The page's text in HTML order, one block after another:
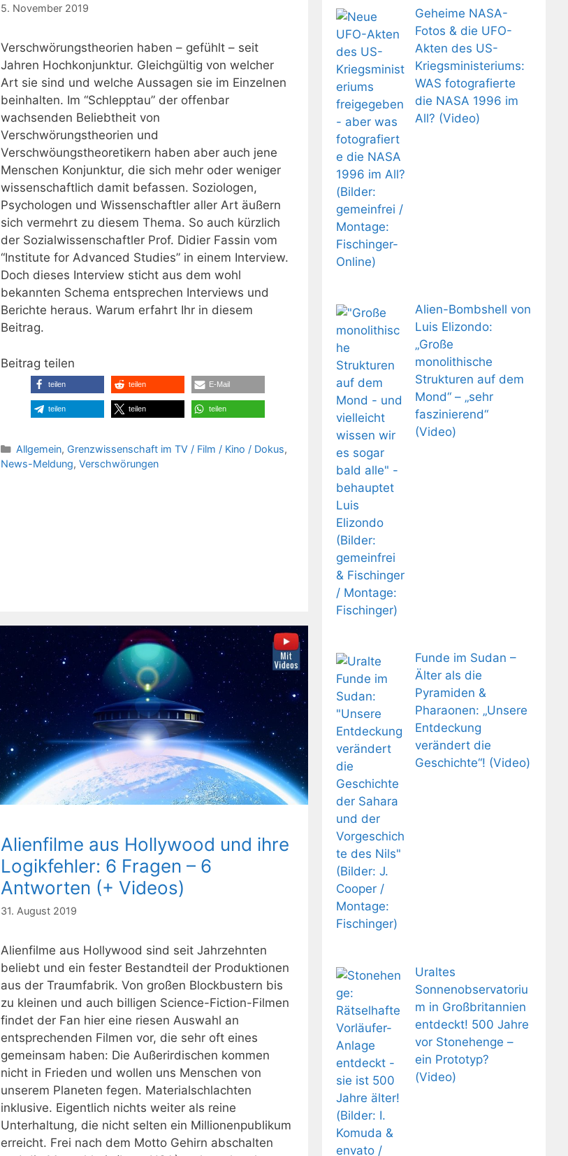
5. November 2019
Verschwörungstheorien haben – gefühlt – seit
Jahren Hochkonjunktur. Gleichgültig von welcher
Art sie sind und welche Aussagen sie im Einzelnen
beinhalten. Im “Schlepptau” der offenbar
wachsenden Beliebtheit von
Verschwörungstheorien und
Verschwöungstheoretikern haben aber auch jene
Menschen Konjunktur, die sich mehr oder weniger
wissenschaftlich damit befassen. Soziologen,
Psychologen und Wissenschaftler aller Art äußern
sich vermehrt zu diesem Thema. So auch kürzlich
der Sozialwissenschaftler Prof. Didier Fassin vom
“Institute for Advanced Studies” in einem Interview.
Doch dieses Interview sticht aus dem wohl
bekannten Schema entsprechen Interviews und
Berichte heraus. Warum erfahrt Ihr in diesem
Beitrag.
Beitrag teilen
teilen teilen E-Mail
teilen teilen teilen
Kategorien
Allgemein, Grenzwissenschaft im TV / Film / Kino / Dokus,
News-Meldung, Verschwörungen
Alienfilme aus Hollywood und ihre
Logikfehler: 6 Fragen – 6
Antworten (+ Videos)
31. August 2019
Alienfilme aus Hollywood sind seit Jahrzehnten
beliebt und ein fester Bestandteil der Produktionen
aus der Traumfabrik. Von großen Blockbustern bis
zu kleinen und auch billigen Science-Fiction-Filmen
findet der Fan hier eine riesen Auswahl an
entsprechenden Filmen vor, die sehr oft eines
gemeinsam haben: Die Außerirdischen kommen
nicht in Frieden und wollen uns Menschen von
unserem Planeten fegen. Materialschlachten
inklusive. Eigentlich nichts weiter als reine
Unterhaltung, die nicht selten ein Millionenpublikum
erreicht. Frei nach dem Motto Gehirn abschalten
Geheime NASA-
Fotos & die UFO-
Akten des US-
Kriegsministeriums:
WAS fotografierte
die NASA 1996 im
All? (Video)
Alien-Bombshell von
Luis Elizondo:
„Große
monolithische
Strukturen auf dem
Mond“ – „sehr
faszinierend“
(Video)
Funde im Sudan –
Älter als die
Pyramiden &
Pharaonen: „Unsere
Entdeckung
verändert die
Geschichte“! (Video)
Uraltes
Sonnenobservatoriu
m in Großbritannien
entdeckt! 500 Jahre
vor Stonehenge –
ein Prototyp?
(Video)